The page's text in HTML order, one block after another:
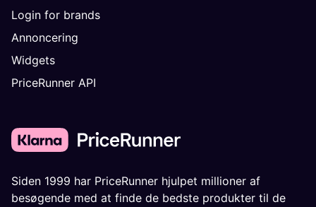
Login for brands
Annoncering
Widgets
PriceRunner API
Siden 1999 har PriceRunner hjulpet millioner af
besøgende med at finde de bedste produkter til de